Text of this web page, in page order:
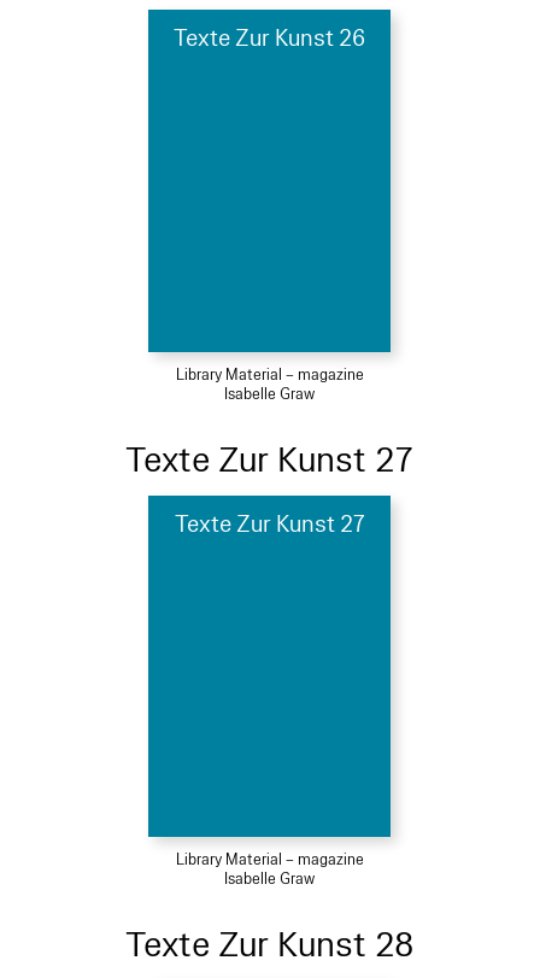
Texte Zur Kunst 26
Library Material – magazine
Isabelle Graw
Texte Zur Kunst 27
Texte Zur Kunst 27
Library Material – magazine
Isabelle Graw
Texte Zur Kunst 28